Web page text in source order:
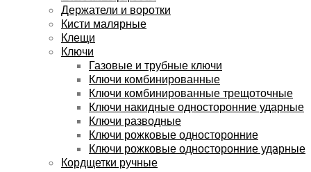
Держатели и воротки
Кисти малярные
Клещи
Ключи
Газовые и трубные ключи
Ключи комбинированные
Ключи комбинированные трещоточные
Ключи накидные односторонние ударные
Ключи разводные
Ключи рожковые односторонние
Ключи рожковые односторонние ударные
Кордщетки ручные